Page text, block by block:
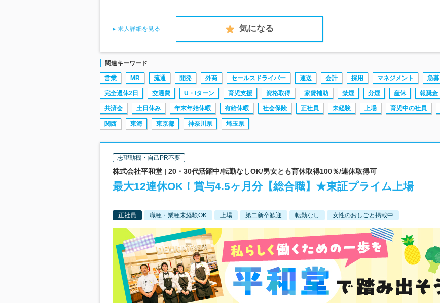
求人詳細を見る 気になる
関連キーワード
営業 MR 流通 開発 外商 セールスドライバー 運送 会計 採用 マネジメント 急募
完全週休2日 交通費 U・Iターン 育児支援 資格取得 家賃補助 禁煙 分煙 産休 報奨金
共済会 土日休み 年末年始休暇 有給休暇 社会保険 正社員 未経験 上場 育児中の社員
関西 東海 東京都 神奈川県 埼玉県
志望動機・自己PR不要
株式会社平和堂 | 20・30代活躍中/転勤なしOK/男女とも育休取得100％/連休取得可
最大12連休OK！賞与4.5ヶ月分【総合職】★東証プライム上場
正社員 職種・業種未経験OK 上場 第二新卒歓迎 転勤なし 女性のおしごと掲載中